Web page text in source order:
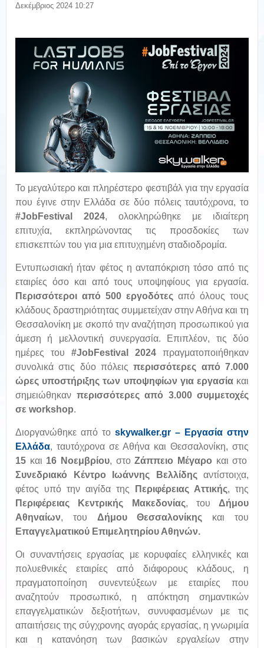
Δεκέμβριος 2024 10:27
Το μεγαλύτερο και πληρέστερο φεστιβάλ για την εργασία
που έγινε στην Ελλάδα σε δύο πόλεις ταυτόχρονα, το
#JobFestival 2024, ολοκληρώθηκε με ιδιαίτερη
επιτυχία, εκπληρώνοντας τις προσδοκίες των
επισκεπτών του για μια επιτυχημένη σταδιοδρομία.
Εντυπωσιακή ήταν φέτος η ανταπόκριση τόσο από τις
εταιρίες όσο και από τους υποψηφίους για εργασία.
Περισσότεροι από 500 εργοδότες από όλους τους
κλάδους δραστηριότητας συμμετείχαν στην Αθήνα και τη
Θεσσαλονίκη με σκοπό την αναζήτηση προσωπικού για
άμεση ή μελλοντική συνεργασία. Επιπλέον, τις δύο
ημέρες του #JobFestival 2024 πραγματοποιήθηκαν
συνολικά στις δύο πόλειςπερισσότερες από 7.000
ώρες υποστήριξης των υποψηφίων για εργασίακαι
σημειώθηκαν περισσότερες από 3.000 συμμετοχές
σε workshop.
Διοργανώθηκε από το skywalker.gr – Εργασία στην
Ελλάδα, ταυτόχρονα σε Αθήνα και Θεσσαλονίκη, στις
15 και 16 Νοεμβρίου, στοΖάππειο Μέγαρο και στο
Συνεδριακό Κέντρο Ιωάννης Βελλίδηςαντίστοιχα,
φέτος υπό την αιγίδα της
Περιφέρειας Αττικής, της
Περιφέρειας Κεντρικής Μακεδονίας, του Δήμου
Αθηναίων, του Δήμου Θεσσαλονίκης και του
Επαγγελματικού Επιμελητηρίου Αθηνών.
Οι συναντήσεις εργασίας με κορυφαίες ελληνικές και
πολυεθνικές εταιρίες από διάφορους κλάδους, η
πραγματοποίηση συνεντεύξεων με εταιρίες που
αναζητούν προσωπικό, η απόκτηση σημαντικών
επαγγελματικών δεξιοτήτων, συνυφασμένων με τις
απαιτήσεις της σύγχρονης αγοράς εργασίας, η γνωριμία
και η κατανόηση των βασικών εργαλείων στην